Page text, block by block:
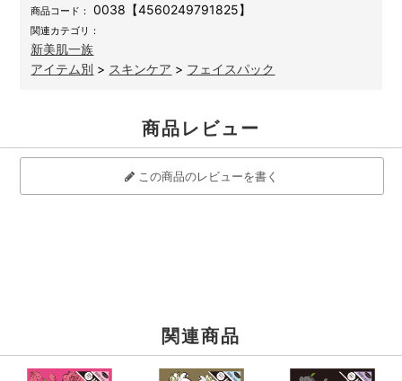
商品コード： 0038【4560249791825】
関連カテゴリ：
新美肌一族
アイテム別 > スキンケア > フェイスパック
商品レビュー
この商品のレビューを書く
関連商品